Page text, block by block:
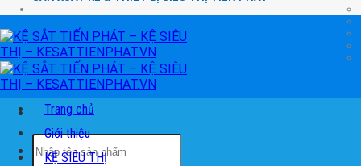
Tìm
kiếm:
Trang chủ
Giới thiệu
KỆ SIÊU THỊ